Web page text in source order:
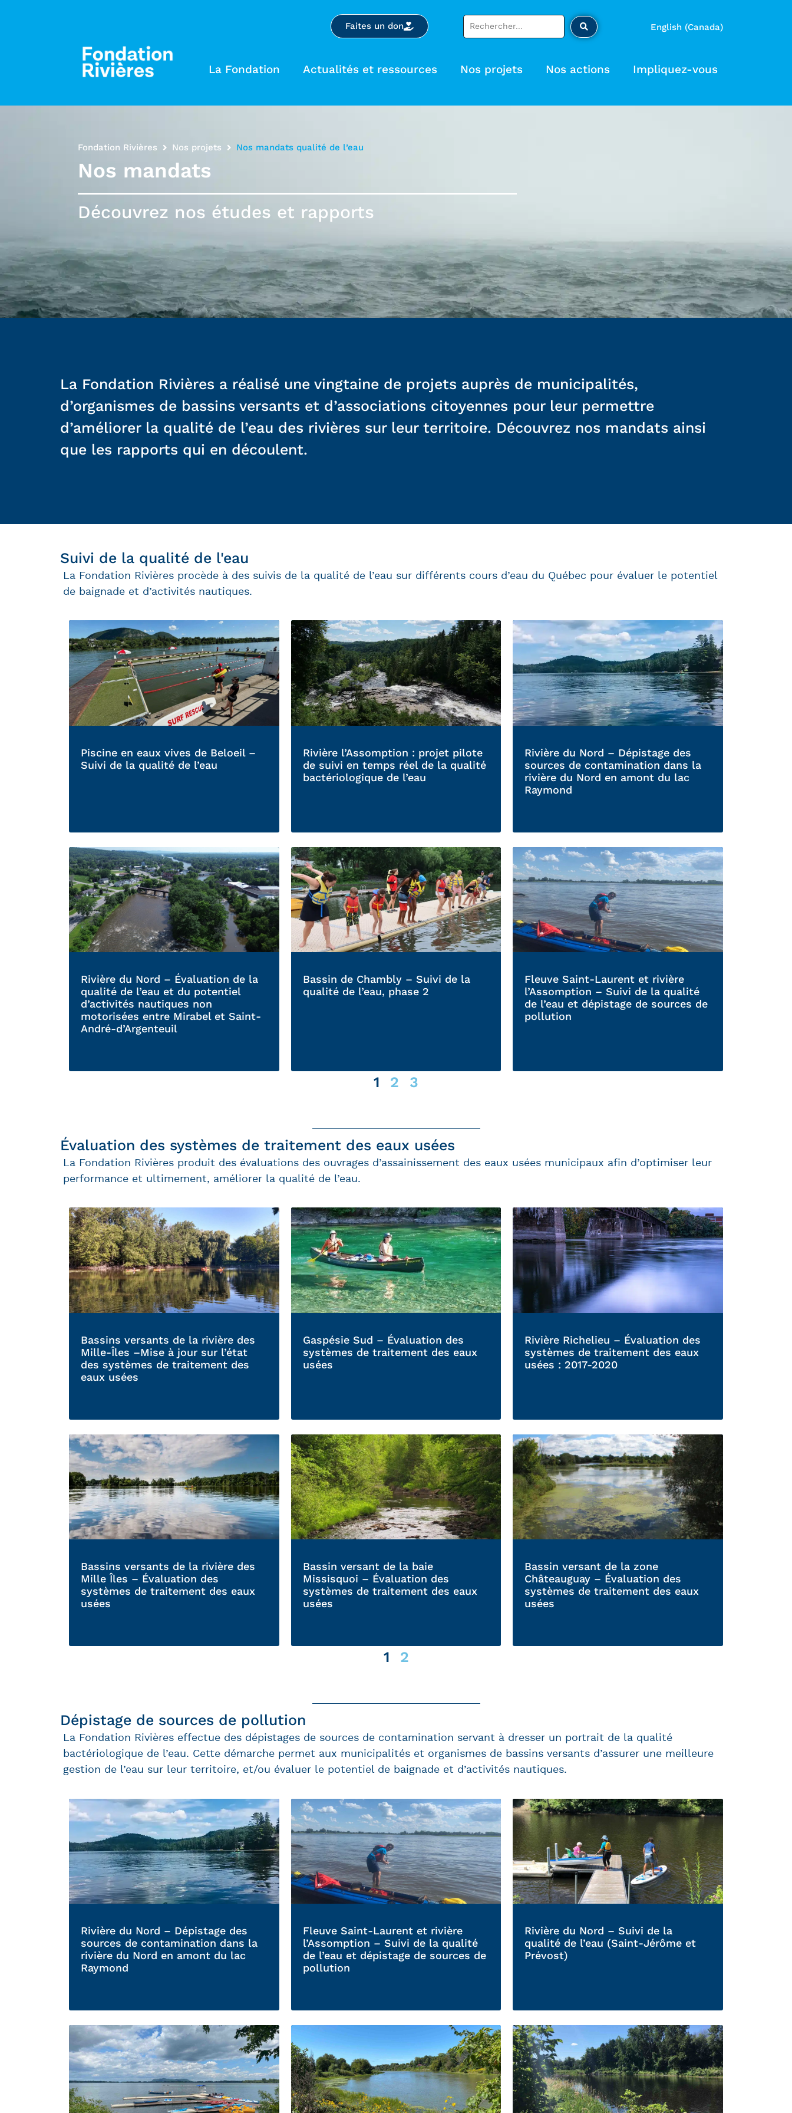
Faites un don English (Canada)
La Fondation Actualités et ressources Nos projets Nos actions Impliquez-vous
Fondation Rivières Nos projets Nos mandats qualité de l’eau
Nos mandats
Découvrez nos études et rapports
La Fondation Rivières a réalisé une vingtaine de projets auprès de municipalités,
d’organismes de bassins versants et d’associations citoyennes pour leur permettre
d’améliorer la qualité de l’eau des rivières sur leur territoire. Découvrez nos mandats ainsi
que les rapports qui en découlent.
Suivi de la qualité de l'eau
La Fondation Rivières procède à des suivis de la qualité de l’eau sur différents cours d’eau du Québec pour évaluer le potentiel
de baignade et d’activités nautiques.
Piscine en eaux vives de Beloeil –
Suivi de la qualité de l’eau
Rivière l’Assomption : projet pilote
de suivi en temps réel de la qualité
bactériologique de l’eau
Rivière du Nord – Dépistage des
sources de contamination dans la
rivière du Nord en amont du lac
Raymond
Rivière du Nord – Évaluation de la
qualité de l’eau et du potentiel
d’activités nautiques non
motorisées entre Mirabel et Saint-
André-d’Argenteuil
Bassin de Chambly – Suivi de la
qualité de l’eau, phase 2
Fleuve Saint-Laurent et rivière
l’Assomption – Suivi de la qualité
de l’eau et dépistage de sources de
pollution
1 2 3
Évaluation des systèmes de traitement des eaux usées
La Fondation Rivières produit des évaluations des ouvrages d’assainissement des eaux usées municipaux afin d’optimiser leur
performance et ultimement, améliorer la qualité de l’eau.
Bassins versants de la rivière des
Mille-Îles –Mise à jour sur l’état
des systèmes de traitement des
eaux usées
Gaspésie Sud – Évaluation des
systèmes de traitement des eaux
usées
Rivière Richelieu – Évaluation des
systèmes de traitement des eaux
usées : 2017-2020
Bassins versants de la rivière des
Mille Îles – Évaluation des
systèmes de traitement des eaux
usées
Bassin versant de la baie
Missisquoi – Évaluation des
systèmes de traitement des eaux
usées
Bassin versant de la zone
Châteauguay – Évaluation des
systèmes de traitement des eaux
usées
1 2
Dépistage de sources de pollution
La Fondation Rivières effectue des dépistages de sources de contamination servant à dresser un portrait de la qualité
bactériologique de l’eau. Cette démarche permet aux municipalités et organismes de bassins versants d’assurer une meilleure
gestion de l’eau sur leur territoire, et/ou évaluer le potentiel de baignade et d’activités nautiques.
Rivière du Nord – Dépistage des
sources de contamination dans la
rivière du Nord en amont du lac
Raymond
Fleuve Saint-Laurent et rivière
l’Assomption – Suivi de la qualité
de l’eau et dépistage de sources de
pollution
Rivière du Nord – Suivi de la
qualité de l’eau (Saint-Jérôme et
Prévost)